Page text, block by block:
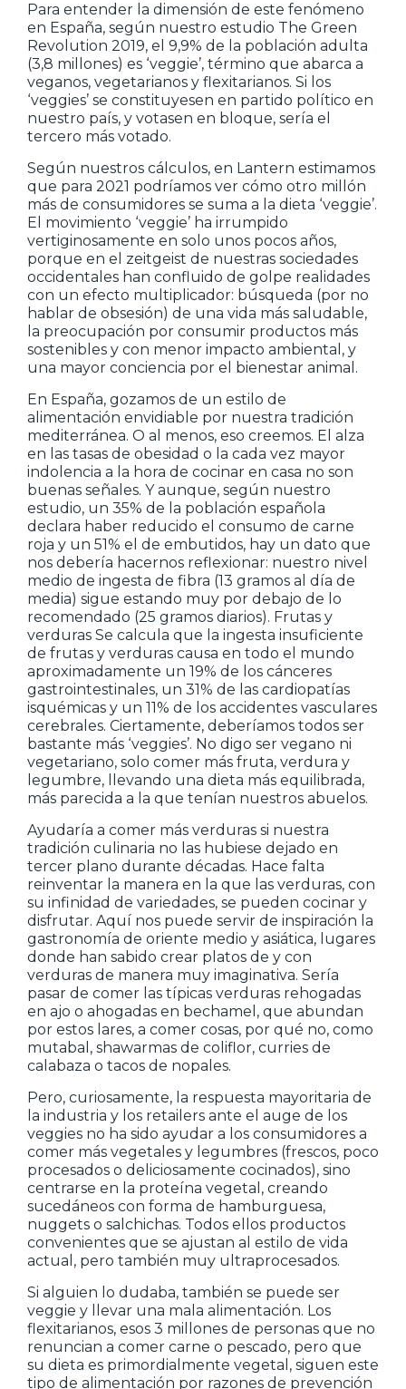
Para entender la dimensión de este fenómeno
en España, según nuestro estudio The Green
Revolution 2019, el 9,9% de la población adulta
(3,8 millones) es ‘veggie’, término que abarca a
veganos, vegetarianos y flexitarianos. Si los
‘veggies’ se constituyesen en partido político en
nuestro país, y votasen en bloque, sería el
tercero más votado.
Según nuestros cálculos, en Lantern estimamos
que para 2021 podríamos ver cómo otro millón
más de consumidores se suma a la dieta ‘veggie’.
El movimiento ‘veggie’ ha irrumpido
vertiginosamente en solo unos pocos años,
porque en el zeitgeist de nuestras sociedades
occidentales han confluido de golpe realidades
con un efecto multiplicador: búsqueda (por no
hablar de obsesión) de una vida más saludable,
la preocupación por consumir productos más
sostenibles y con menor impacto ambiental, y
una mayor conciencia por el bienestar animal.
En España, gozamos de un estilo de
alimentación envidiable por nuestra tradición
mediterránea. O al menos, eso creemos. El alza
en las tasas de obesidad o la cada vez mayor
indolencia a la hora de cocinar en casa no son
buenas señales. Y aunque, según nuestro
estudio, un 35% de la población española
declara haber reducido el consumo de carne
roja y un 51% el de embutidos, hay un dato que
nos debería hacernos reflexionar: nuestro nivel
medio de ingesta de fibra (13 gramos al día de
media) sigue estando muy por debajo de lo
recomendado (25 gramos diarios). Frutas y
verduras Se calcula que la ingesta insuficiente
de frutas y verduras causa en todo el mundo
aproximadamente un 19% de los cánceres
gastrointestinales, un 31% de las cardiopatías
isquémicas y un 11% de los accidentes vasculares
cerebrales. Ciertamente, deberíamos todos ser
bastante más ‘veggies’. No digo ser vegano ni
vegetariano, solo comer más fruta, verdura y
legumbre, llevando una dieta más equilibrada,
más parecida a la que tenían nuestros abuelos.
Ayudaría a comer más verduras si nuestra
tradición culinaria no las hubiese dejado en
tercer plano durante décadas. Hace falta
reinventar la manera en la que las verduras, con
su infinidad de variedades, se pueden cocinar y
disfrutar. Aquí nos puede servir de inspiración la
gastronomía de oriente medio y asiática, lugares
donde han sabido crear platos de y con
verduras de manera muy imaginativa. Sería
pasar de comer las típicas verduras rehogadas
en ajo o ahogadas en bechamel, que abundan
por estos lares, a comer cosas, por qué no, como
mutabal, shawarmas de coliflor, curries de
calabaza o tacos de nopales.
Pero, curiosamente, la respuesta mayoritaria de
la industria y los retailers ante el auge de los
veggies no ha sido ayudar a los consumidores a
comer más vegetales y legumbres (frescos, poco
procesados o deliciosamente cocinados), sino
centrarse en la proteína vegetal, creando
sucedáneos con forma de hamburguesa,
nuggets o salchichas. Todos ellos productos
convenientes que se ajustan al estilo de vida
actual, pero también muy ultraprocesados.
Si alguien lo dudaba, también se puede ser
veggie y llevar una mala alimentación. Los
flexitarianos, esos 3 millones de personas que no
renuncian a comer carne o pescado, pero que
su dieta es primordialmente vegetal, siguen este
tipo de alimentación por razones de prevención